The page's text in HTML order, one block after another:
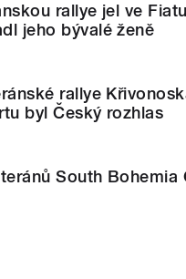
rallye jel ve
jeho bývalé ženě
rallye
byl Český rozhlas
South